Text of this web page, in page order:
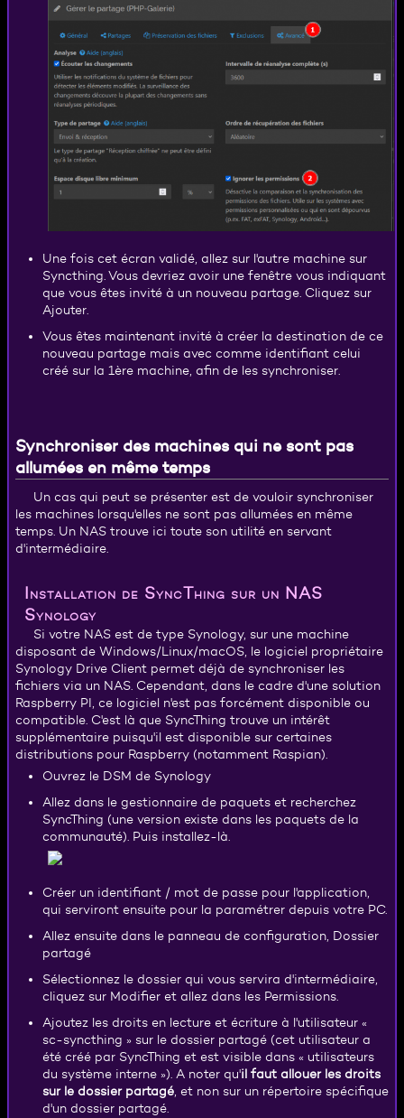
Une fois cet écran validé, allez sur l'autre machine sur
Syncthing. Vous devriez avoir une fenêtre vous indiquant
que vous êtes invité à un nouveau partage. Cliquez sur
Ajouter.
Vous êtes maintenant invité à créer la destination de ce
nouveau partage mais avec comme identifiant celui
créé sur la 1ère machine, afin de les synchroniser.
Synchroniser des machines qui ne sont pas
allumées en même temps
Un cas qui peut se présenter est de vouloir synchroniser
les machines lorsqu'elles ne sont pas allumées en même
temps. Un NAS trouve ici toute son utilité en servant
d'intermédiaire.
Installation de SyncThing sur un NAS
Synology
Si votre NAS est de type Synology, sur une machine
disposant de Windows/Linux/macOS, le logiciel propriétaire
Synology Drive Client permet déjà de synchroniser les
fichiers via un NAS. Cependant, dans le cadre d'une solution
Raspberry PI, ce logiciel n'est pas forcément disponible ou
compatible. C'est là que SyncThing trouve un intérêt
supplémentaire puisqu'il est disponible sur certaines
distributions pour Raspberry (notamment Raspian).
Ouvrez le DSM de Synology
Allez dans le gestionnaire de paquets et recherchez
SyncThing (une version existe dans les paquets de la
communauté). Puis installez-là.
Créer un identifiant / mot de passe pour l'application,
qui serviront ensuite pour la paramétrer depuis votre PC.
Allez ensuite dans le panneau de configuration, Dossier
partagé
Sélectionnez le dossier qui vous servira d'intermédiaire,
cliquez sur Modifier et allez dans les Permissions.
Ajoutez les droits en lecture et écriture à l'utilisateur «
sc-syncthing » sur le dossier partagé (cet utilisateur a
été créé par SyncThing et est visible dans « utilisateurs
du système interne »). A noter qu'il faut allouer les droits
sur le dossier partagé, et non sur un répertoire spécifique
d'un dossier partagé.